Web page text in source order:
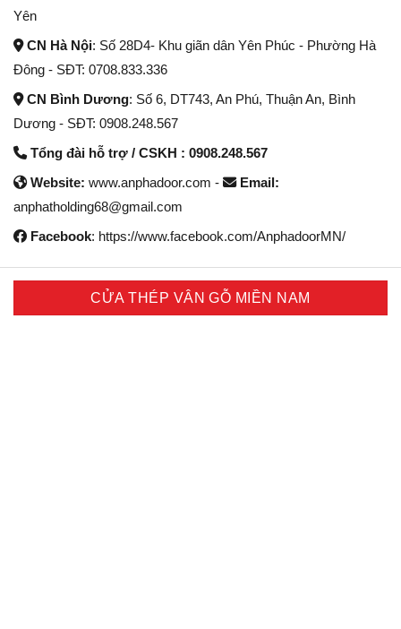
Yên
CN Hà Nội: Số 28D4- Khu giãn dân Yên Phúc - Phường Hà
Đông - SĐT: 0708.833.336
CN Bình Dương: Số 6, DT743, An Phú, Thuận An, Bình
Dương - SĐT: 0908.248.567
Tổng đài hỗ trợ / CSKH : 0908.248.567
Website: www.anphadoor.com -
Email:
anphatholding68@gmail.com
Facebook: https://www.facebook.com/AnphadoorMN/
CỬA THÉP VÂN GỖ MIỀN NAM